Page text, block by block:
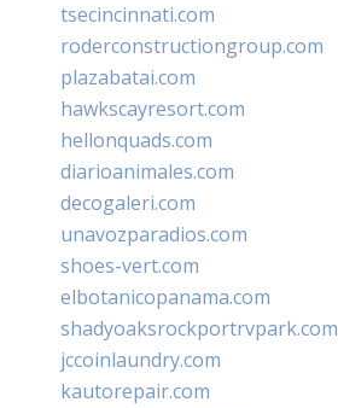
tsecincinnati.com
roderconstructiongroup.com
plazabatai.com
hawkscayresort.com
hellonquads.com
diarioanimales.com
decogaleri.com
unavozparadios.com
shoes-vert.com
elbotanicopanama.com
shadyoaksrockportrvpark.com
jccoinlaundry.com
kautorepair.com